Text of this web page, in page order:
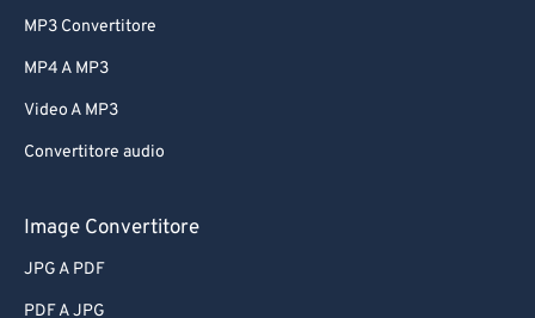
MP3 Convertitore
MP4 A MP3
Video A MP3
Convertitore audio
Image Convertitore
JPG A PDF
PDF A JPG